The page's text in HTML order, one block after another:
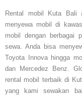
Rental mobil Kuta Bali
menyewa mobil di
mobil dengan berbagai
sewa. Anda bisa
Toyota Innova hingga
dan Mercedez Benz.
rental mobil terbaik di
yang kami sewakan